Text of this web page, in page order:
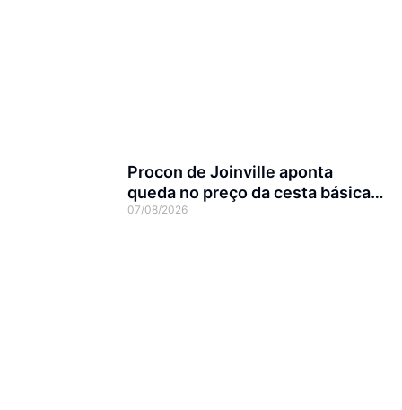
Procon de Joinville aponta
queda no preço da cesta básica
em agosto
07/08/2026